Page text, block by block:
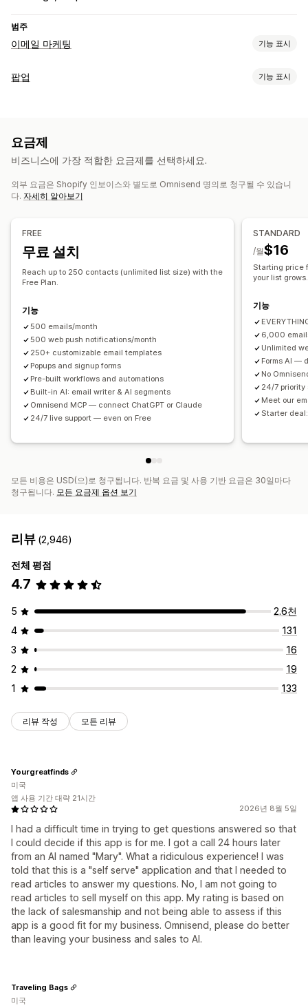
범주
이메일 마케팅 기능 표시
캠페인 유형
환영 이메일
고객 되찾기 이메일
추천 제품 드립 캠페인 구독
사용자 지정 캠페인
커스텀 폰트
가져오기 및 내보내기
동의 수집
이메일 캡처 목록
자동화
타게팅
위치 정보
분석 정보 및 팁
팝업 기능 표시
사용자 지정 팝업
편집기 도구 템플릿 사용자 지정 코드 커스텀 폰트
요금제
비즈니스에 가장 적합한 요금제를 선택하세요.
외부 요금은 Shopify 인보이스와 별도로 Omnisend 명의로 청구될 수 있습니
다. 자세히 알아보기
FREE
무료 설치
Reach up to 250 contacts (unlimited list size) with the
Free Plan.
기능
500 emails/month
500 web push notifications/month
250+ customizable email templates
Popups and signup forms
Pre-built workflows and automations
Built-in AI: email writer & AI segments
Omnisend MCP — connect ChatGPT or Claude
24/7 live support — even on Free
STANDARD
$16
/월
Starting price
your list
기능
6,000
Unlimited
Forms AI —
No
24/7 priority
Meet our
Starter
모든 비용은 USD(으)로 청구됩니다. 반복 요금 및 사용 기반 요금은 30일마다
청구됩니다. 모든 요금제 옵션 보기
리뷰 (2,946)
전체 평점
4.7
5
2.6천
4
131
3
16
2
19
1
133
리뷰 작성 모든 리뷰
2026년 8월 5일
I had a difficult time in trying to get questions answered so that
I could decide if this app is for me. I got a call 24 hours later
from an AI named "Mary". What a ridiculous experience! I was
told that this is a "self serve" application and that I needed to
read articles to answer my questions. No, I am not going to
read articles to sell myself on this app. My rating is based on
the lack of salesmanship and not being able to assess if this
app is a good fit for my business. Omnisend, please do better
than leaving your business and sales to AI.
Yourgreatfinds
미국
앱 사용 기간 대략 21시간
Traveling Bags
미국